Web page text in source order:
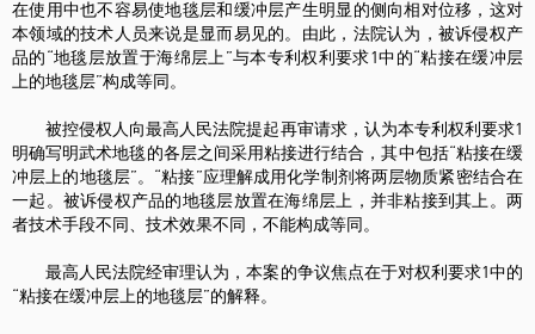
在使用中也不容易使地毯层和缓冲层产生明显的侧向相对位移，这对
本领域的技术人员来说是显而易见的。由此，法院认为，被诉侵权产
品的“地毯层放置于海绵层上”与本专利权利要求1中的“粘接在缓冲层
上的地毯层”构成等同。
被控侵权人向最高人民法院提起再审请求，认为本专利权利要求1
明确写明武术地毯的各层之间采用粘接进行结合，其中包括“粘接在缓
冲层上的地毯层”。“粘接”应理解成用化学制剂将两层物质紧密结合在
一起。被诉侵权产品的地毯层放置在海绵层上，并非粘接到其上。两
者技术手段不同、技术效果不同，不能构成等同。
最高人民法院经审理认为，本案的争议焦点在于对权利要求1中的
“粘接在缓冲层上的地毯层”的解释。